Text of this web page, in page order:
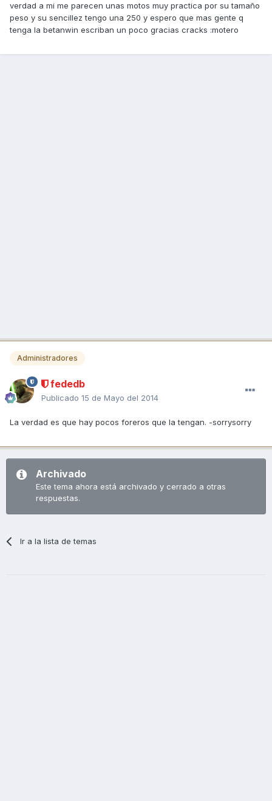
verdad a mi me parecen unas motos muy practica por su tamaño
peso y su sencillez tengo una 250 y espero que mas gente q
tenga la betanwin escriban un poco gracias cracks :motero
Administradores
fededb
Publicado 15 de Mayo del 2014
La verdad es que hay pocos foreros que la tengan. -sorrysorry
Archivado
Este tema ahora está archivado y cerrado a otras
respuestas.
Ir a la lista de temas